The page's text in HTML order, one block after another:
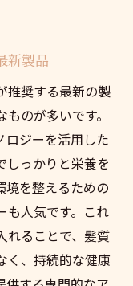
新製品
推奨する最新の製
のが多いです。
ロジーを活用した
しっかりと栄養を
境を整えるための
も人気です。これ
れることで、髪質
く、持続的な健康